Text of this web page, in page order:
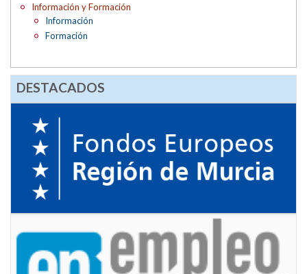
Información y Formación
Información
Formación
DESTACADOS